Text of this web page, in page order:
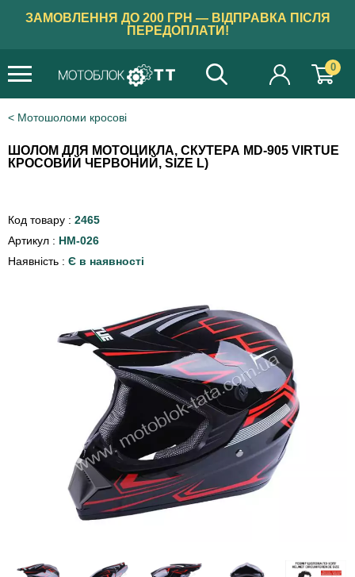
ЗАМОВЛЕННЯ ДО 200 ГРН — ВІДПРАВКА ПІСЛЯ
ПЕРЕДОПЛАТИ!
0
Мотошоломи кросові
ШОЛОМ ДЛЯ МОТОЦИКЛА, СКУТЕРА MD-905 VIRTUE
КРОСОВИЙ ЧЕРВОНИЙ, SIZE L)
Код товару : 2465
Артикул : HM-026
Наявність : Є в наявності